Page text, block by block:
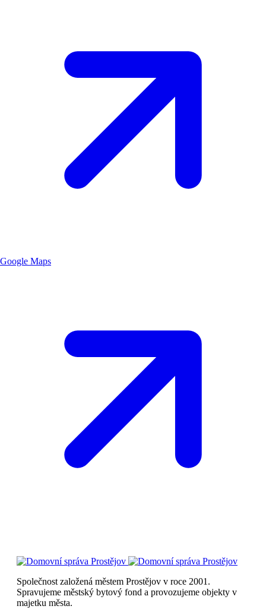
Google Maps
Společnost založená městem Prostějov v roce 2001.
Spravujeme městský bytový fond a provozujeme objekty v
majetku města.